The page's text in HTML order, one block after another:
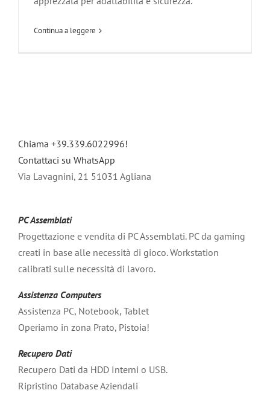
Continua a leggere
Chiama +39.339.6022996!
Contattaci su WhatsApp
Via Lavagnini, 21 51031 Agliana
PC Assemblati
Progettazione e vendita di PC Assemblati. PC da gaming
creati in base alle necessità di gioco. Workstation
calibrati sulle necessità di lavoro.
Assistenza Computers
Assistenza PC, Notebook, Tablet
Operiamo in zona Prato, Pistoia!
Recupero Dati
Recupero Dati da HDD Interni o USB.
Ripristino Database Aziendali